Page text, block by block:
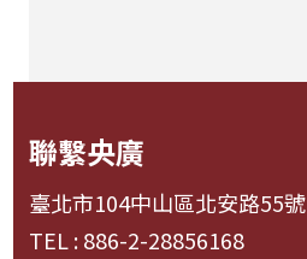
聯繫央廣
臺北市104中山區北安路55號
TEL : 886-2-28856168